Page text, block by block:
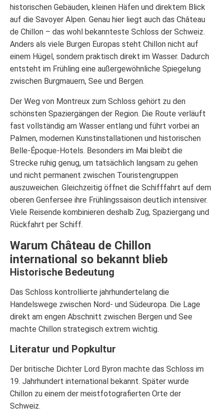
historischen Gebäuden, kleinen Häfen und direktem Blick
auf die Savoyer Alpen. Genau hier liegt auch das Château
de Chillon – das wohl bekannteste Schloss der Schweiz.
Anders als viele Burgen Europas steht Chillon nicht auf
einem Hügel, sondern praktisch direkt im Wasser. Dadurch
entsteht im Frühling eine außergewöhnliche Spiegelung
zwischen Burgmauern, See und Bergen.
Der Weg von Montreux zum Schloss gehört zu den
schönsten Spaziergängen der Region. Die Route verläuft
fast vollständig am Wasser entlang und führt vorbei an
Palmen, modernen Kunstinstallationen und historischen
Belle-Époque-Hotels. Besonders im Mai bleibt die
Strecke ruhig genug, um tatsächlich langsam zu gehen
und nicht permanent zwischen Touristengruppen
auszuweichen. Gleichzeitig öffnet die Schifffahrt auf dem
oberen Genfersee ihre Frühlingssaison deutlich intensiver.
Viele Reisende kombinieren deshalb Zug, Spaziergang und
Rückfahrt per Schiff.
Warum Château de Chillon
international so bekannt blieb
Historische Bedeutung
Das Schloss kontrollierte jahrhundertelang die
Handelswege zwischen Nord- und Südeuropa. Die Lage
direkt am engen Abschnitt zwischen Bergen und See
machte Chillon strategisch extrem wichtig.
Literatur und Popkultur
Der britische Dichter Lord Byron machte das Schloss im
19. Jahrhundert international bekannt. Später wurde
Chillon zu einem der meistfotografierten Orte der
Schweiz.